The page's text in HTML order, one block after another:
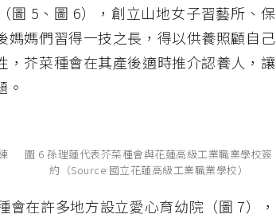
圖 5、圖 6），創立山地女子習藝所、保
媽媽們習得一技之長，得以供養照顧自己
芥菜種會在其產後適時推介認養人，讓
。
圖 6 孫理蓮代表芥菜種會與花蓮高級工業職業學校簽
約（Source:國立花蓮高級工業職業學校）
在許多地方設立愛心育幼院（圖 7），